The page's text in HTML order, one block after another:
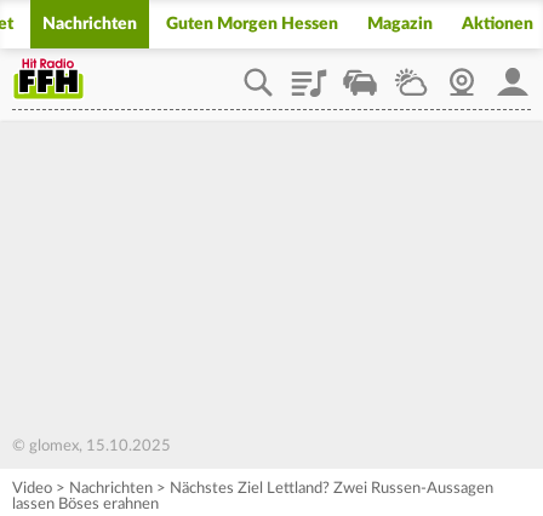
Nachrichten Guten Morgen Hessen Magazin Aktionen
PlaylistStaupilotWetterWebcam
© glomex, 15.10.2025
Video > Nachrichten > Nächstes Ziel Lettland? Zwei Russen-Aussagen
lassen Böses erahnen